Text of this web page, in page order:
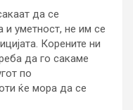
да се
и уметност, не им се
Корените ни
да го сакаме
по
ќе мора да се